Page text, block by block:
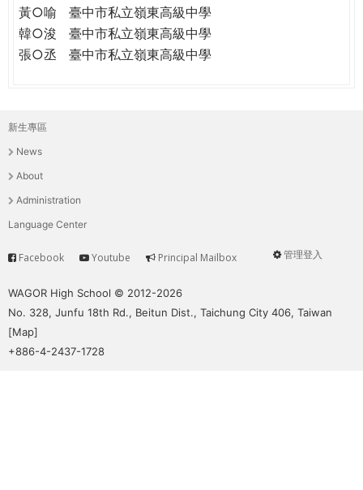
黃○喻
臺中市私立嶺東高級中學
韓○浚
臺中市私立嶺東高級中學
張○丞
臺中市私立嶺東高級中學
主
選
單
新生專區
News
About
Administration
Language Center
User
管理登入
Service
Facebook Youtube Principal Mailbox
WAGOR High School © 2012-2026
No. 328, Junfu 18th Rd., Beitun Dist., Taichung City 406, Taiwan
[Map]
+886-4-2437-1728